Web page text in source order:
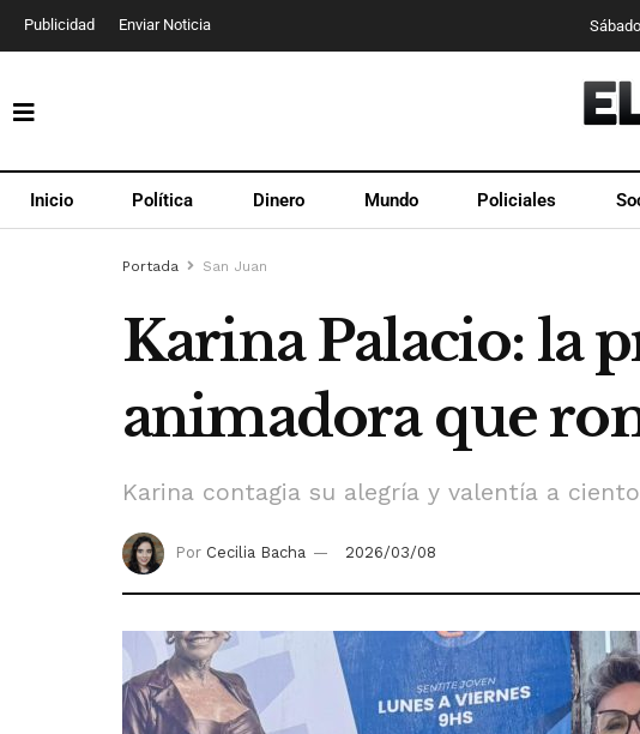
Publicidad Enviar Noticia
Inicio Política Dinero Mundo Policiales
Portada San Juan
Karina Palacio: la
animadora que
Karina contagia su alegría y valentía a
Por Cecilia Bacha 2026/03/08